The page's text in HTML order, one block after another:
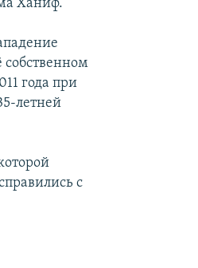
Ханиф.
года при
летней
с